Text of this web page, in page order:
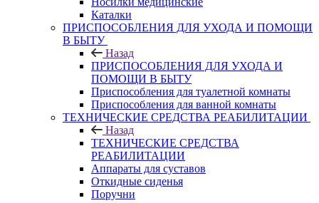
Каталки
ПРИСПОСОБЛЕНИЯ ДЛЯ УХОДА И ПОМОЩИ
В БЫТУ
Назад
ПРИСПОСОБЛЕНИЯ ДЛЯ УХОДА И
ПОМОЩИ В БЫТУ
Приспособления для туалетной комнаты
Приспособления для ванной комнаты
ТЕХНИЧЕСКИЕ СРЕДСТВА РЕАБИЛИТАЦИИ
Назад
ТЕХНИЧЕСКИЕ СРЕДСТВА
РЕАБИЛИТАЦИИ
Аппараты для суставов
Откидные сиденья
Поручни